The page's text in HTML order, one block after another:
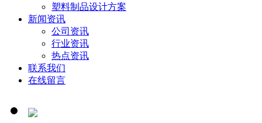
塑料制品设计方案
新闻资讯
公司资讯
行业资讯
热点资讯
联系我们
在线留言